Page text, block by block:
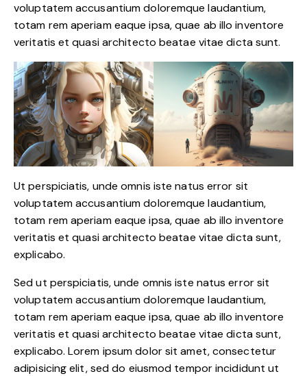
voluptatem accusantium doloremque laudantium,
totam rem aperiam eaque ipsa, quae ab illo inventore
veritatis et quasi architecto beatae vitae dicta sunt.
Ut perspiciatis, unde omnis iste natus error sit
voluptatem accusantium doloremque laudantium,
totam rem aperiam eaque ipsa, quae ab illo inventore
veritatis et quasi architecto beatae vitae dicta sunt,
explicabo.
Sed ut perspiciatis, unde omnis iste natus error sit
voluptatem accusantium doloremque laudantium,
totam rem aperiam eaque ipsa, quae ab illo inventore
veritatis et quasi architecto beatae vitae dicta sunt,
explicabo. Lorem ipsum dolor sit amet, consectetur
adipisicing elit, sed do eiusmod tempor incididunt ut